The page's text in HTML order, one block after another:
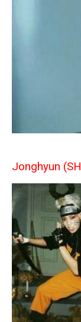
Jonghyun